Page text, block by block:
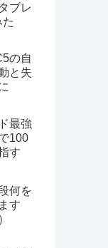
ブレ
の自
と失
最強
100
す
何を
す